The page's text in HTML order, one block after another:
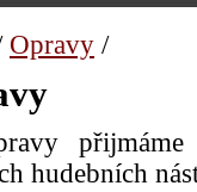
Opravy /
hudebních